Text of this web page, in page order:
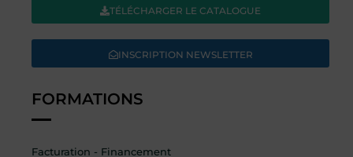
TÉLÉCHARGER LE CATALOGUE
INSCRIPTION NEWSLETTER
FORMATIONS
Facturation - Financement